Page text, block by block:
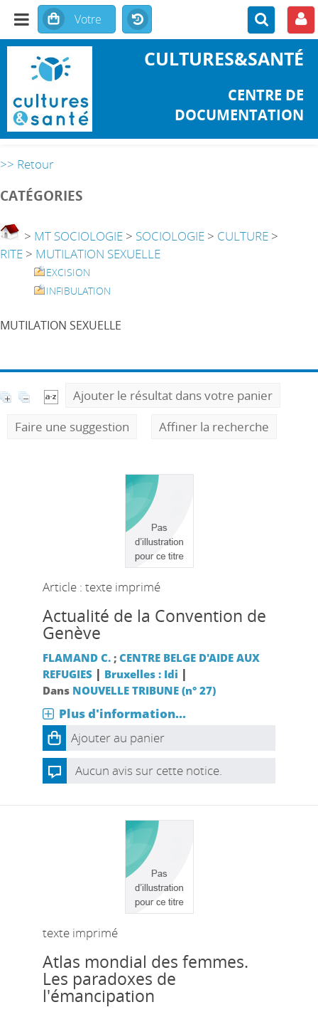
CULTURES&SANTÉ
CENTRE DE
DOCUMENTATION
>> Retour
CATÉGORIES
> MT SOCIOLOGIE > SOCIOLOGIE > CULTURE >
RITE > MUTILATION SEXUELLE
EXCISION
INFIBULATION
MUTILATION SEXUELLE
Ajouter le résultat dans votre panier
Faire une suggestion
Affiner la recherche
Article : texte imprimé
Actualité de la Convention de
Genève
FLAMAND C.; CENTRE BELGE D'AIDE AUX
REFUGIES | Bruxelles : Idi |
Dans NOUVELLE TRIBUNE (n° 27)
Plus d'information...
Ajouter au panier
Aucun avis sur cette notice.
texte imprimé
Atlas mondial des femmes.
Les paradoxes de
l'émancipation